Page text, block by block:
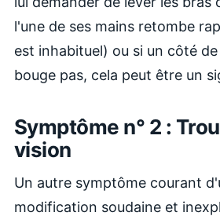
l'une de ses mains retombe
est inhabituel) ou si un côté
bouge pas, cela peut être un
Symptôme n° 2 :
vision
Un autre symptôme courant
modification soudaine et